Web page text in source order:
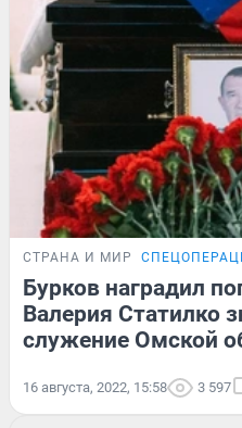
СТРАНА И МИР
Бурков наградил
Валерия Статилко
служение Омской
16 августа, 2022, 15:58 3 597